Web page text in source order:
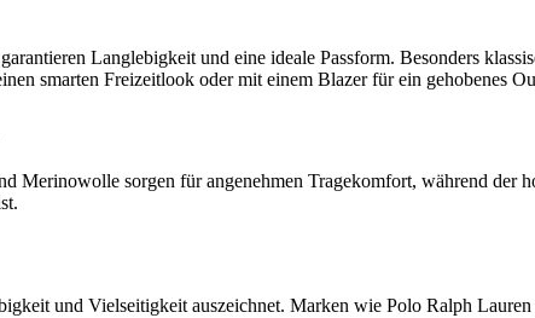
Langlebigkeit und eine ideale Passform. Besonders
smarten Freizeitlook oder mit einem Blazer für ein gehobenes
Merinowolle sorgen für angenehmen Tragekomfort, während der
und Vielseitigkeit auszeichnet. Marken wie Polo Ralph